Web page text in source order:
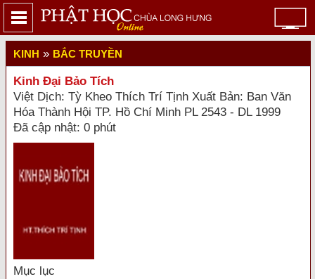
KINH » BẮC TRUYỀN
Kinh Đại Bảo Tích
Việt Dịch: Tỳ Kheo Thích Trí Tịnh Xuất Bản: Ban Văn
Hóa Thành Hội TP. Hồ Chí Minh PL 2543 - DL 1999
Đã cập nhật: 0 phút
Mục lục